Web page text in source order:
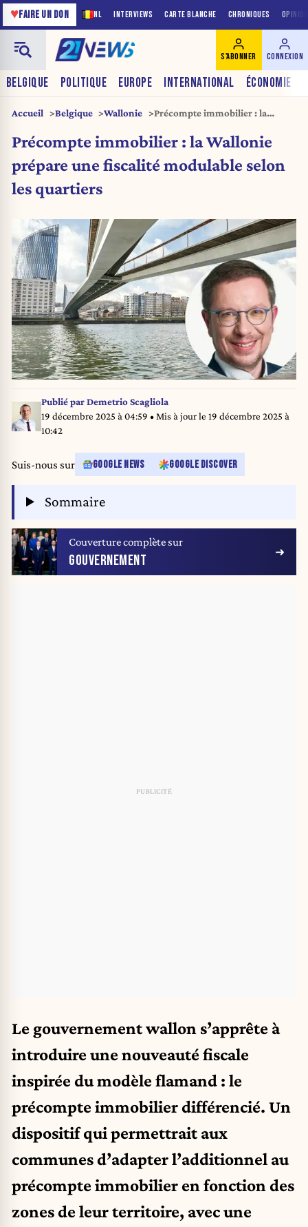
NL INTERVIEWS CARTE BLANCHE CHRONIQUES
♥FAIRE UN DON
BELGIQUE POLITIQUE EUROPE INTERNATIONAL ÉCONOMIE
S'ABONNER CONNEXION
Accueil Belgique Wallonie
Précompte immobilier : la
modulable selon les quartiers
Précompte immobilier : la Wallonie
prépare une fiscalité modulable selon
les quartiers
Publié parDemetrio Scagliola
19 décembre 2025 à 04:59 • Mis à jour le 19 décembre 2025 à
10:42
Suis-nous sur GOOGLE NEWS GOOGLE DISCOVER
Sommaire
Couverture complète sur
GOUVERNEMENT
Le gouvernement wallon s’apprête à
introduire une nouveauté fiscale
inspirée du modèle flamand : le
précompte immobilier différencié. Un
dispositif qui permettrait aux
communes d’adapter l’additionnel au
précompte immobilier en fonction des
zones de leur territoire, avec une